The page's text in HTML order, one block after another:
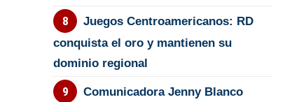
Juegos Centroamericanos: RD
conquista el oro y mantienen su
dominio regional
Comunicadora Jenny Blanco